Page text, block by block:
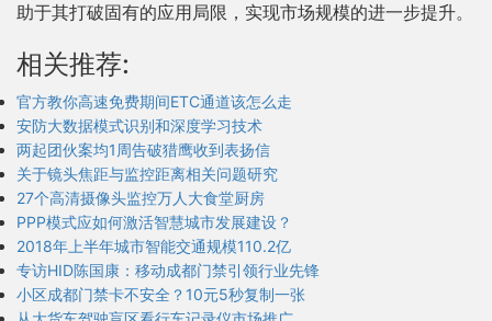
助于其打破固有的应用局限，实现市场规模的进一步提升。
相关推荐:
官方教你高速免费期间ETC通道该怎么走
安防大数据模式识别和深度学习技术
两起团伙案均1周告破猎鹰收到表扬信
关于镜头焦距与监控距离相关问题研究
27个高清摄像头监控万人大食堂厨房
PPP模式应如何激活智慧城市发展建设？
2018年上半年城市智能交通规模110.2亿
专访HID陈国康：移动成都门禁引领行业先锋
小区成都门禁卡不安全？10元5秒复制一张